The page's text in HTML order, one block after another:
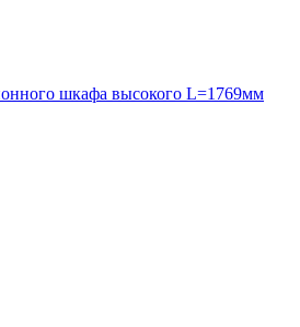
шкафа высокого L=1769мм